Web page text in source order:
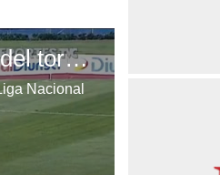
Marathón golea al Juticalpa en la jornada 3 del torneo Apertura
Nacional